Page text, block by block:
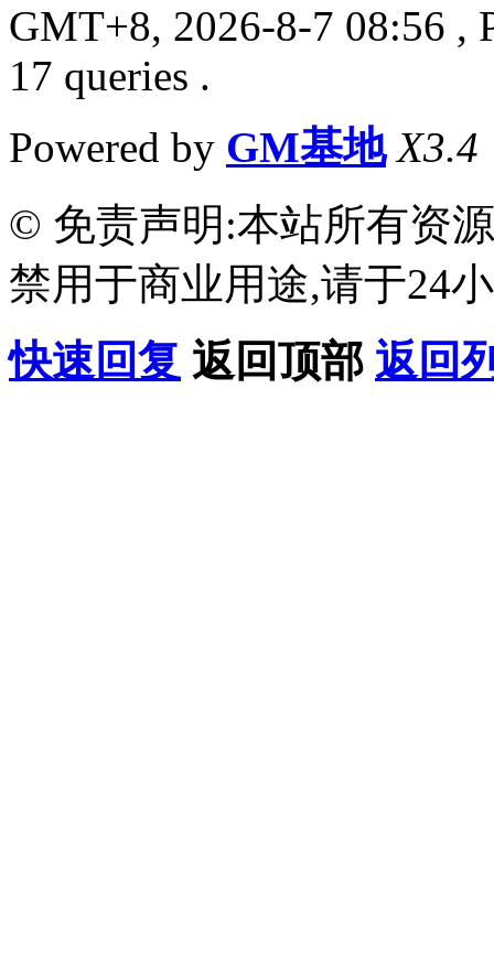
GMT+8, 2026-8-7 08:56 ,
17 queries .
Powered by GM基地 X3.4
© 免责声明:本站所有资
禁用于商业用途,请于24
快速回复 返回顶部 返回